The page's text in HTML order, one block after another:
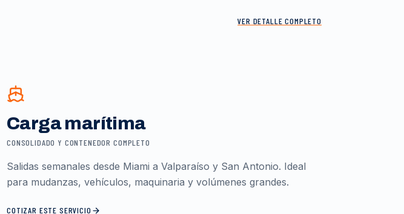
VER DETALLE COMPLETO
Carga marítima
CONSOLIDADO Y CONTENEDOR COMPLETO
Salidas semanales desde Miami a Valparaíso y San Antonio. Ideal
para mudanzas, vehículos, maquinaria y volúmenes grandes.
COTIZAR ESTE SERVICIO